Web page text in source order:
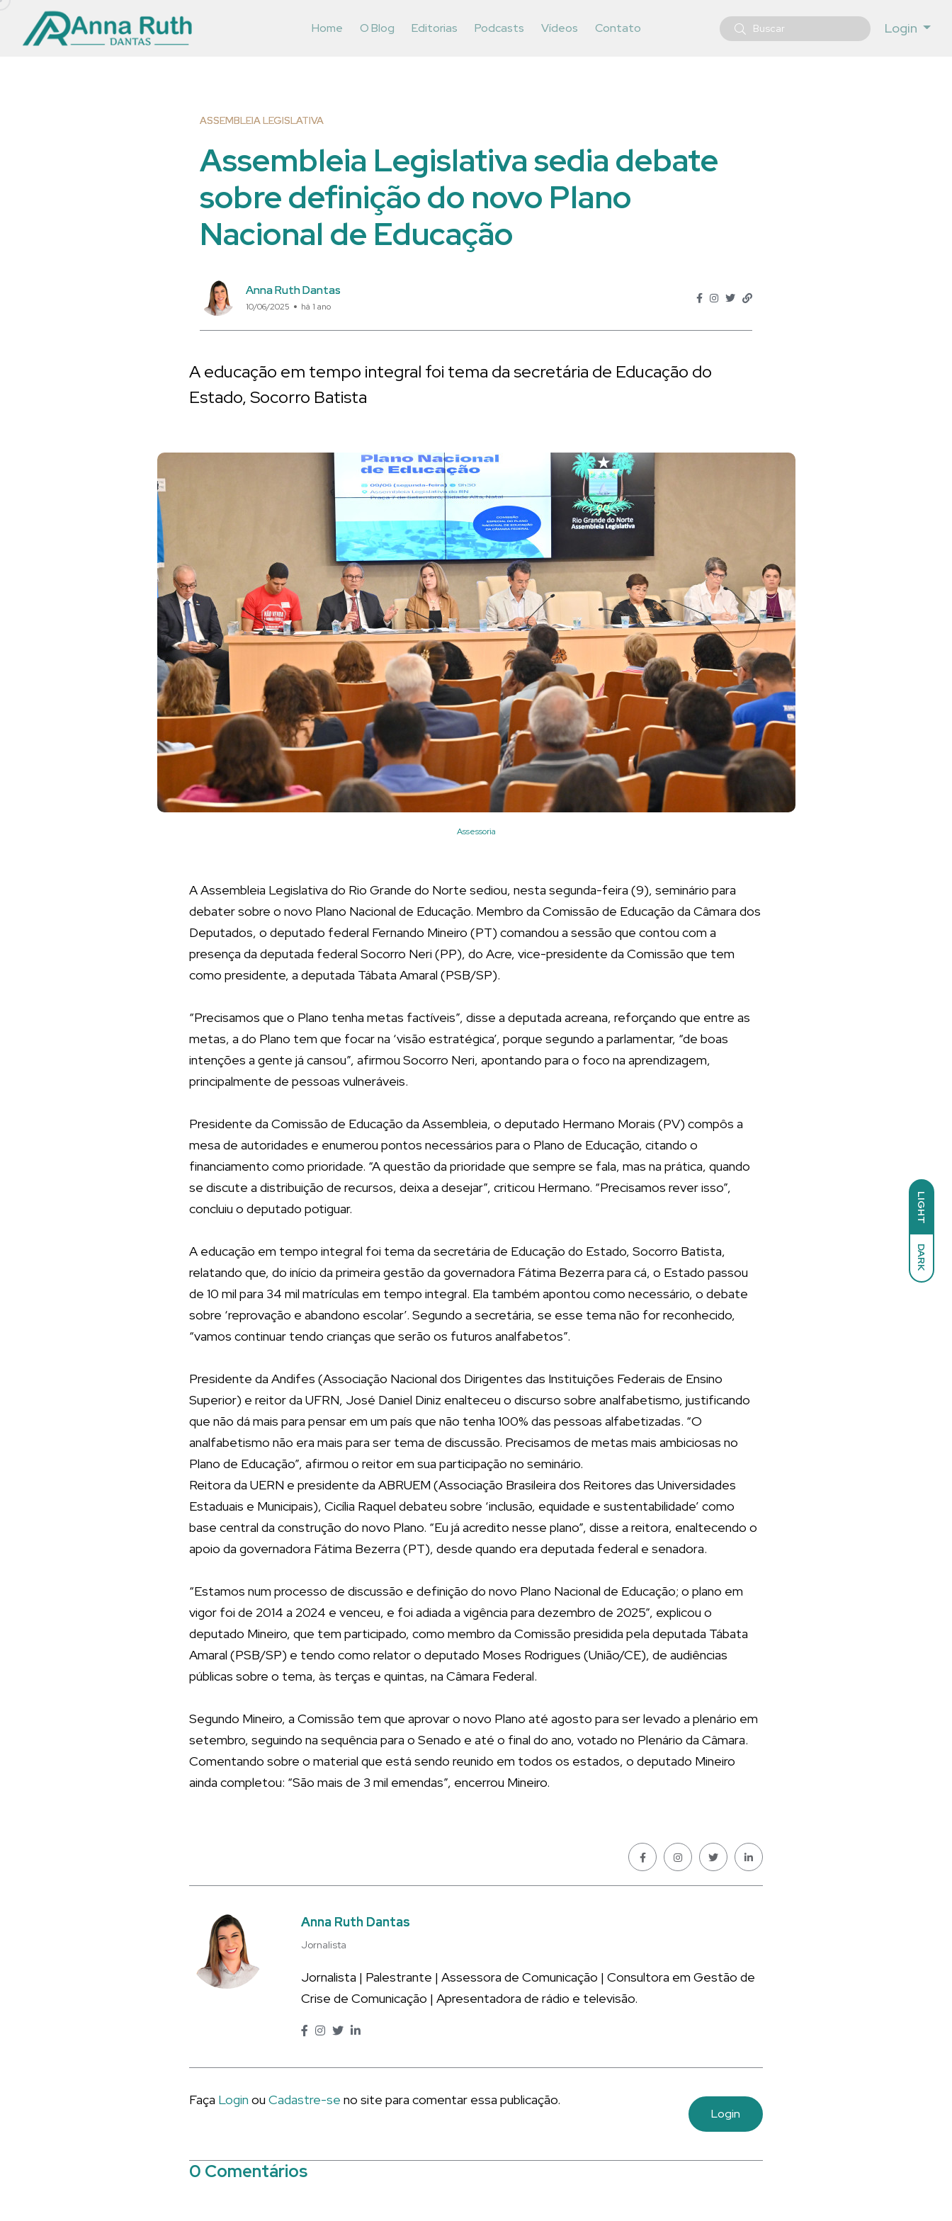
LIGHT
DARK
Home O Blog Editorias Podcasts Vídeos Contato Login
ASSEMBLEIA LEGISLATIVA
Assembleia Legislativa sedia debate
sobre definição do novo Plano
Nacional de Educação
Anna Ruth Dantas
10/06/2025 há 1 ano
A educação em tempo integral foi tema da secretária de Educação do
Estado, Socorro Batista
Assessoria
A Assembleia Legislativa do Rio Grande do Norte sediou, nesta segunda-feira (9), seminário para
debater sobre o novo Plano Nacional de Educação. Membro da Comissão de Educação da Câmara dos
Deputados, o deputado federal Fernando Mineiro (PT) comandou a sessão que contou com a
presença da deputada federal Socorro Neri (PP), do Acre, vice-presidente da Comissão que tem
como presidente, a deputada Tábata Amaral (PSB/SP).
“Precisamos que o Plano tenha metas factíveis”, disse a deputada acreana, reforçando que entre as
metas, a do Plano tem que focar na ‘visão estratégica’, porque segundo a parlamentar, “de boas
intenções a gente já cansou”, afirmou Socorro Neri, apontando para o foco na aprendizagem,
principalmente de pessoas vulneráveis.
Presidente da Comissão de Educação da Assembleia, o deputado Hermano Morais (PV) compôs a
mesa de autoridades e enumerou pontos necessários para o Plano de Educação, citando o
financiamento como prioridade. “A questão da prioridade que sempre se fala, mas na prática, quando
se discute a distribuição de recursos, deixa a desejar”, criticou Hermano. “Precisamos rever isso”,
concluiu o deputado potiguar.
A educação em tempo integral foi tema da secretária de Educação do Estado, Socorro Batista,
relatando que, do início da primeira gestão da governadora Fátima Bezerra para cá, o Estado passou
de 10 mil para 34 mil matrículas em tempo integral. Ela também apontou como necessário, o debate
sobre ‘reprovação e abandono escolar’. Segundo a secretária, se esse tema não for reconhecido,
“vamos continuar tendo crianças que serão os futuros analfabetos”.
Presidente da Andifes (Associação Nacional dos Dirigentes das Instituições Federais de Ensino
Superior) e reitor da UFRN, José Daniel Diniz enalteceu o discurso sobre analfabetismo, justificando
que não dá mais para pensar em um país que não tenha 100% das pessoas alfabetizadas. “O
analfabetismo não era mais para ser tema de discussão. Precisamos de metas mais ambiciosas no
Plano de Educação”, afirmou o reitor em sua participação no seminário.
Reitora da UERN e presidente da ABRUEM (Associação Brasileira dos Reitores das Universidades
Estaduais e Municipais), Cicília Raquel debateu sobre ‘inclusão, equidade e sustentabilidade’ como
base central da construção do novo Plano. “Eu já acredito nesse plano”, disse a reitora, enaltecendo o
apoio da governadora Fátima Bezerra (PT), desde quando era deputada federal e senadora.
“Estamos num processo de discussão e definição do novo Plano Nacional de Educação; o plano em
vigor foi de 2014 a 2024 e venceu, e foi adiada a vigência para dezembro de 2025”, explicou o
deputado Mineiro, que tem participado, como membro da Comissão presidida pela deputada Tábata
Amaral (PSB/SP) e tendo como relator o deputado Moses Rodrigues (União/CE), de audiências
públicas sobre o tema, às terças e quintas, na Câmara Federal.
Segundo Mineiro, a Comissão tem que aprovar o novo Plano até agosto para ser levado a plenário em
setembro, seguindo na sequência para o Senado e até o final do ano, votado no Plenário da Câmara.
Comentando sobre o material que está sendo reunido em todos os estados, o deputado Mineiro
ainda completou: “São mais de 3 mil emendas”, encerrou Mineiro.
Anna Ruth Dantas
Jornalista
Jornalista | Palestrante | Assessora de Comunicação | Consultora em Gestão de
Crise de Comunicação | Apresentadora de rádio e televisão.
Faça Login ou Cadastre-se no site para comentar essa publicação.
Login
0 Comentários